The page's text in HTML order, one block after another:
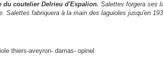
du coutelier Delrieu d'Espalion. Salettes forgera ses
Salettes fabriquera à la main des laguioles jusqu'en
thiers-aveyron- damas- opinel